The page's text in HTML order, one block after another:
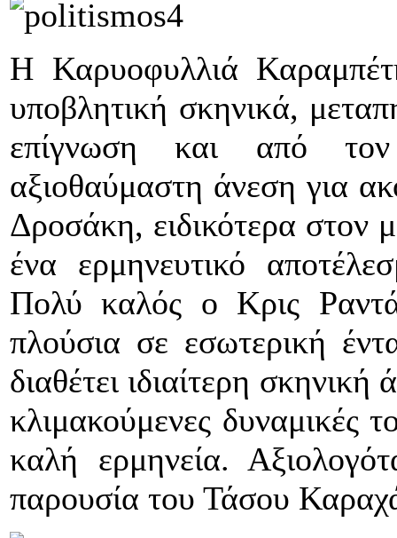
Η Καρυοφυλλιά
υποβλητική σκηνικά,
επίγνωση και από
αξιοθαύμαστη άνεση για
Δροσάκη, ειδικότερα στον
ένα ερμηνευτικό
Πολύ καλός ο Κρις
πλούσια σε εσωτερική
διαθέτει ιδιαίτερη
κλιμακούμενες δυναμικές
καλή ερμηνεία.
παρουσία του Τάσου